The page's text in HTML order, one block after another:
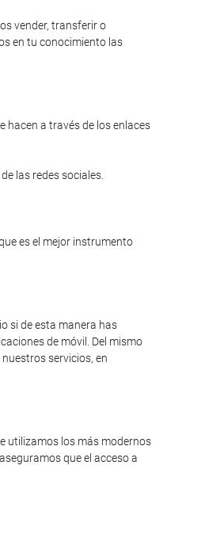
vender, transferir o
en tu conocimiento las
hacen a través de los enlaces
las redes sociales.
es el mejor instrumento
si de esta manera has
de móvil. Del mismo
servicios, en
utilizamos los más modernos
que el acceso a